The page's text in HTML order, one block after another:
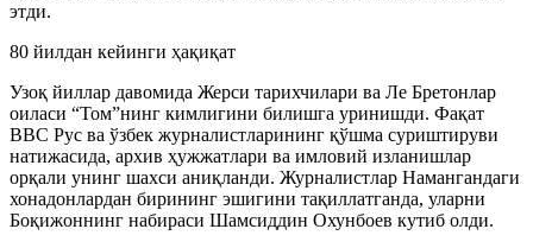
этди.
80 йилдан кейинги ҳақиқат
Узоқ йиллар давомида Жерси тарихчилари ва Ле Бретонлар
оиласи “Том”нинг кимлигини билишга уринишди. Фақат
BBC Рус ва ўзбек журналистларининг қўшма суриштируви
натижасида, архив ҳужжатлари ва имловий изланишлар
орқали унинг шахси аниқланди. Журналистлар Намангандаги
хонадонлардан бирининг эшигини тақиллатганда, уларни
Боқижоннинг набираси Шамсиддин Охунбоев кутиб олди.